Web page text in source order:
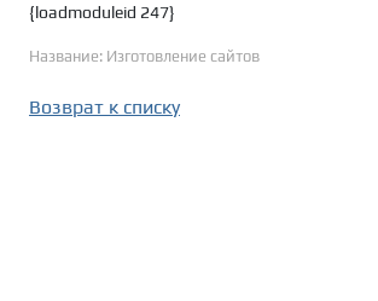
{loadmoduleid 247}
Название: Изготовление сайтов
Возврат к списку